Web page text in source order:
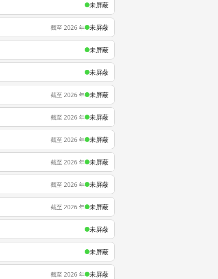
未屏蔽
截至 2026 年 未屏蔽
未屏蔽
未屏蔽
截至 2026 年 未屏蔽
截至 2026 年 未屏蔽
截至 2026 年 未屏蔽
截至 2026 年 未屏蔽
截至 2026 年 未屏蔽
截至 2026 年 未屏蔽
未屏蔽
未屏蔽
截至 2026 年 未屏蔽